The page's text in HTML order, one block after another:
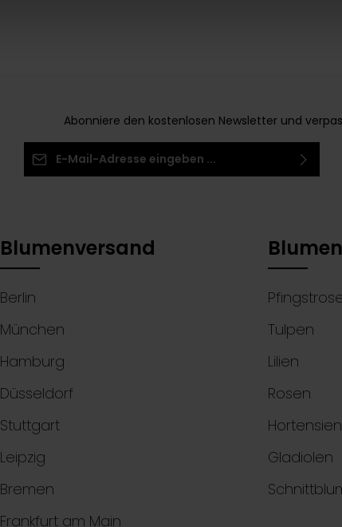
Abonniere den kostenlosen Newsletter und
Blumenversand
Berlin
München
Hamburg
Düsseldorf
Stuttgart
Leipzig
Bremen
Frankfurt am Main
Tulpen
Lilien
Rosen
Hortensien
Gladiolen